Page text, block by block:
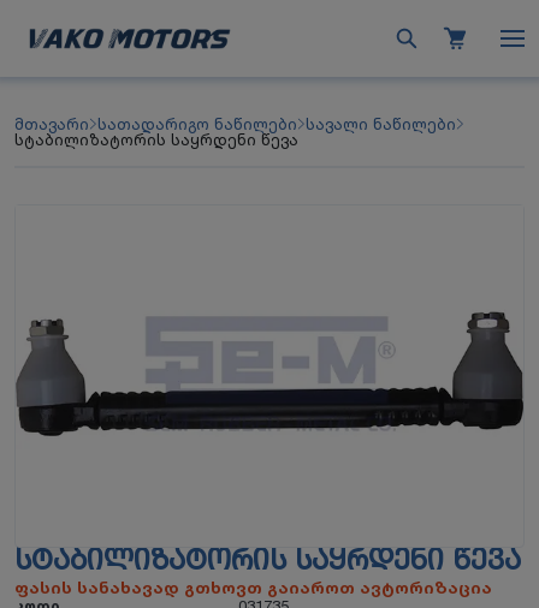
მთავარი სათადარიგო ნაწილები სავალი ნაწილები
სტაბილიზატორის საყრდენი წევა
ᲡᲢᲐᲑᲘᲚᲘᲖᲐᲢᲝᲠᲘᲡ ᲡᲐᲧᲠᲓᲔᲜᲘ ᲬᲔᲕᲐ
ფასის სანახავად გთხოვთ გაიაროთ ავტორიზაცია